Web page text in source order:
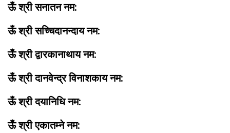
ऊँ श्री सनातन नम:
ऊँ श्री सच्चिदानन्दाय नम:
ऊँ श्री द्वारकानाथाय नम:
ऊँ श्री दानवेन्द्र विनाशकाय नम:
ऊँ श्री दयानिधि नम:
ऊँ श्री एकातम्ने नम: